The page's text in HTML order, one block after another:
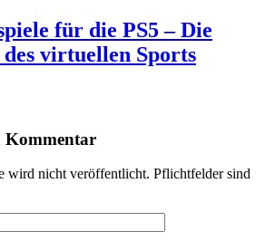
für die PS5 – Die
des virtuellen Sports
Kommentar
wird nicht veröffentlicht. Pflichtfelder sind